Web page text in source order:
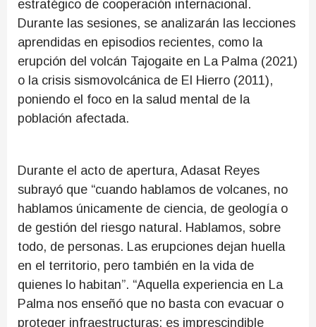
estratégico de cooperación internacional.
Durante las sesiones, se analizarán las lecciones
aprendidas en episodios recientes, como la
erupción del volcán Tajogaite en La Palma (2021)
o la crisis sismovolcánica de El Hierro (2011),
poniendo el foco en la salud mental de la
población afectada.
Durante el acto de apertura, Adasat Reyes
subrayó que “cuando hablamos de volcanes, no
hablamos únicamente de ciencia, de geología o
de gestión del riesgo natural. Hablamos, sobre
todo, de personas. Las erupciones dejan huella
en el territorio, pero también en la vida de
quienes lo habitan”. “Aquella experiencia en La
Palma nos enseñó que no basta con evacuar o
proteger infraestructuras; es imprescindible